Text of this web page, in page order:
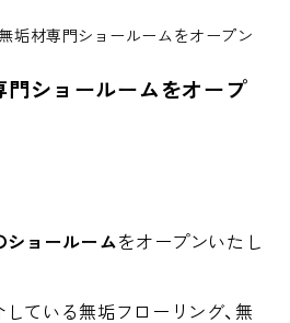
垢材専門ショールームをオープン
門ショールームをオープ
ショールームをオープンいたし
ている無垢フローリング、無